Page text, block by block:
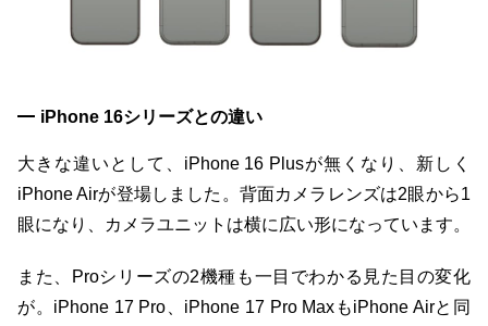
iPhone 16シリーズとの違い
大きな違いとして、iPhone 16 Plusが無くなり、新しく
iPhone Airが登場しました。背面カメラレンズは2眼から1
眼になり、カメラユニットは横に広い形になっています。
また、Proシリーズの2機種も一目でわかる見た目の変化
が。iPhone 17 Pro、iPhone 17 Pro MaxもiPhone Airと同